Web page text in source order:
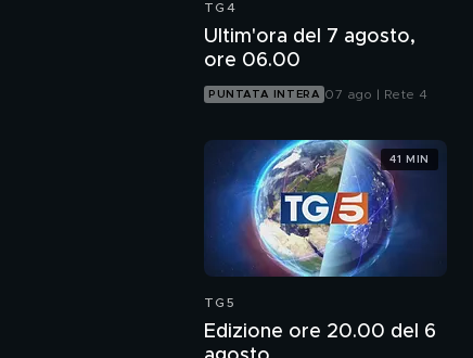
TG4
Ultim'ora del 7 agosto,
ore 06.00
PUNTATA INTERA 07 ago | Rete 4
TG5
Edizione ore 20.00 del 6
41 MIN